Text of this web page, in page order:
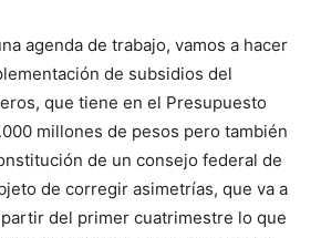
agenda de trabajo, vamos a hacer
de subsidios del
que tiene en el Presupuesto
millones de pesos pero también
de un consejo federal de
de corregir asimetrías, que va a
del primer cuatrimestre lo que